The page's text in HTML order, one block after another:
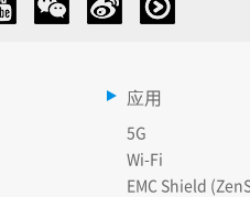
应用
5G
Wi-Fi
EMC Shield